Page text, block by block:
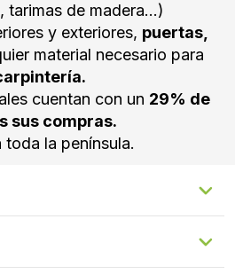
tarimas de madera...)
y exteriores, puertas,
material necesario para
cuentan con un 29% de
sus compras.
toda la península.